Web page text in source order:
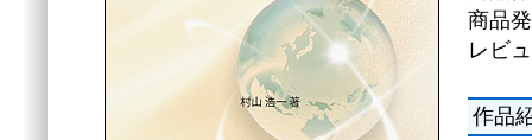
商品
レビ
作品